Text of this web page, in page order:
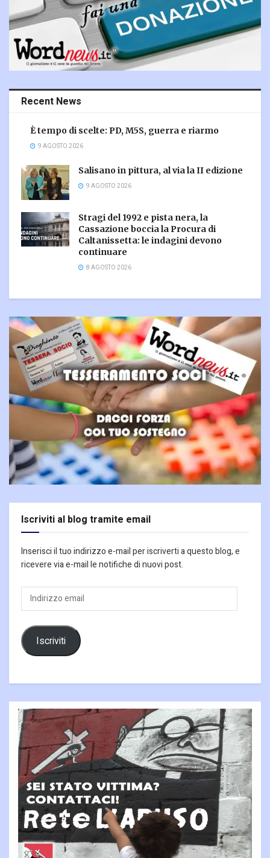
Recent News
È tempo di scelte: PD, M5S, guerra e riarmo
9 AGOSTO 2026
Salisano in pittura, al via la II edizione
9 AGOSTO 2026
Stragi del 1992 e pista nera, la
Cassazione boccia la Procura di
Caltanissetta: le indagini devono
continuare
8 AGOSTO 2026
Iscriviti al blog tramite email
Inserisci il tuo indirizzo e-mail per iscriverti a questo blog, e
ricevere via e-mail le notifiche di nuovi post.
Indirizzo
email
Iscriviti